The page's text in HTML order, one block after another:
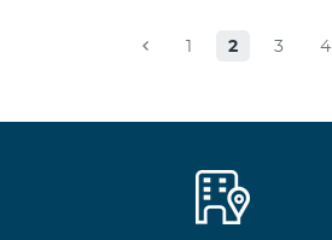
1 2 3 4